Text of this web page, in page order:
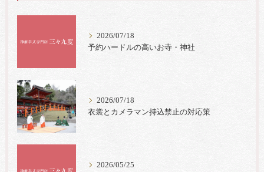
2026/07/18
予約ハードルの高いお寺・神社
2026/07/18
衣裳とカメラマン持込禁止の対応策
2026/05/25